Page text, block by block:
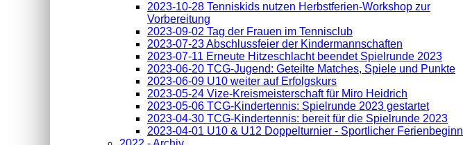
2023-10-28 Tenniskids nutzen Herbstferien-Workshop zur
Vorbereitung
2023-09-02 Tag der Frauen im Tennisclub
2023-07-23 Abschlussfeier der Kindermannschaften
2023-07-11 Erneute Hitzeschlacht beendet Spielrunde 2023
2023-06-20 TCG-Jugend: Geteilte Matches, Spiele und Punkte
2023-06-09 U10 weiter auf Erfolgskurs
2023-05-24 Vize-Kreismeisterschaft für Miro Heidrich
2023-05-06 TCG-Kindertennis: Spielrunde 2023 gestartet
2023-04-30 TCG-Kindertennis: bereit für die Spielrunde 2023
2023-04-01 U10 & U12 Doppelturnier - Sportlicher Ferienbeginn